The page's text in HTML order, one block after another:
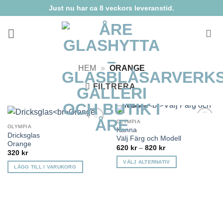
to
content
Just nu har ca 8 veckors leveranstid.
HEM » ORANGE
FILTRERA
Lägg till i
OLYMPIA
Dricksglas
Orange
320 kr
LÄGG TILL I VARUKORG
OLYMPIA
Kanna
Välj Färg och Modell
620 kr – 820 krPrisintervall:
till
820 kr
VÄLJ ALTERNATIV